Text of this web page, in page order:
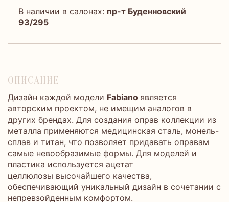
В наличии в салонах: пр-т Буденновский
93/295
ОПИСАНИЕ
Дизайн каждой модели Fabiano является
авторским проектом, не имещим аналогов в
других брендах. Для создания оправ коллекции из
металла применяются медицинская сталь, монель-
сплав и титан, что позволяет придавать оправам
самые невообразимые формы. Для моделей и
пластика используется ацетат
целлюлозы высочайшего качества,
обеспечивающий уникальный дизайн в сочетании с
непревзойденным комфортом.